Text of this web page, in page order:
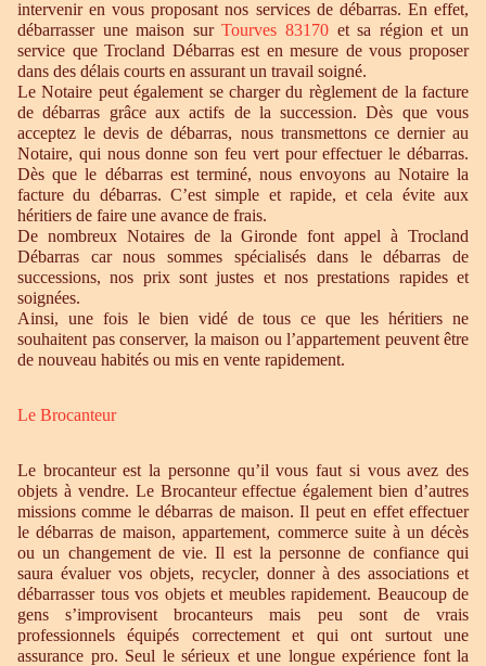
intervenir en vous proposant nos services de débarras. En effet,
débarrasser une maison surTourves 83170 et sa région et un
service que Trocland Débarras est en mesure de vous proposer
dans des délais courts en assurant un travail soigné.
Le Notaire peut également se charger du règlement de la facture
de débarras grâce aux actifs de la succession. Dès que vous
acceptez le devis de débarras, nous transmettons ce dernier au
Notaire, qui nous donne son feu vert pour effectuer le débarras.
Dès que le débarras est terminé, nous envoyons au Notaire la
facture du débarras. C’est simple et rapide, et cela évite aux
héritiers de faire une avance de frais.
De nombreux Notaires de la Gironde font appel à Trocland
Débarras car nous sommes spécialisés dans le débarras de
successions, nos prix sont justes et nos prestations rapides et
soignées.
Ainsi, une fois le bien vidé de tous ce que les héritiers ne
souhaitent pas conserver, la maison ou l’appartement peuvent être
de nouveau habités ou mis en vente rapidement.
Le Brocanteur
Le brocanteur est la personne qu’il vous faut si vous avez des
objets à vendre. Le Brocanteur effectue également bien d’autres
missions comme le débarras de maison. Il peut en effet effectuer
le débarras de maison, appartement, commerce suite à un décès
ou un changement de vie. Il est la personne de confiance qui
saura évaluer vos objets, recycler, donner à des associations et
débarrasser tous vos objets et meubles rapidement. Beaucoup de
gens s’improvisent brocanteurs mais peu sont de vrais
professionnels équipés correctement et qui ont surtout une
assurance pro. Seul le sérieux et une longue expérience font la